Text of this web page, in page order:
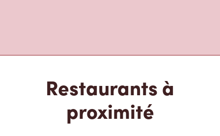
Restaurants à
proximité